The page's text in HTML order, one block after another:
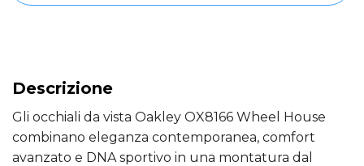
Descrizione
Gli occhiali da vista Oakley OX8166 Wheel House
combinano eleganza contemporanea, comfort
avanzato e DNA sportivo in una montatura dal